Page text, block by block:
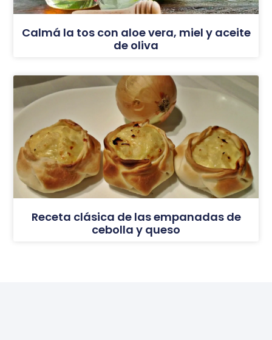
Calmá la tos con aloe vera, miel y aceite
de oliva
Receta clásica de las empanadas de
cebolla y queso